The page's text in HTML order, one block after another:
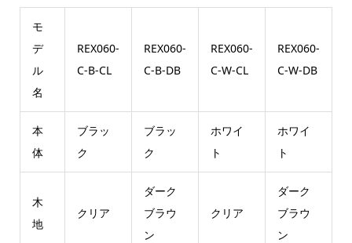
モ
デ
ル
名
REX060-
C-B-CL
REX060-
C-B-DB
REX060-
C-W-CL
REX060-
C-W-DB
本
体
ブラッ
ク
ブラッ
ク
ホワイ
ト
ホワイ
ト
木
地
クリア
ダーク
ブラウ
ン
クリア
ダーク
ブラウ
ン